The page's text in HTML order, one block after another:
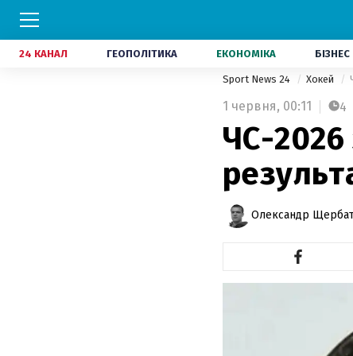
24 КАНАЛ ГЕОПОЛІТИКА ЕКОНОМІКА БІЗНЕС
Sport News 24 Хокей
1 червня, 00:11 4
ЧС-2026
Олександр